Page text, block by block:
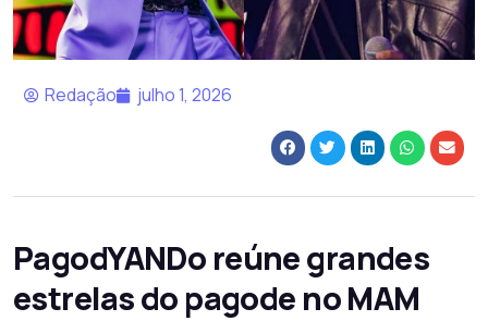
Redação julho 1, 2026
PagodYANDo reúne grandes
estrelas do pagode no MAM